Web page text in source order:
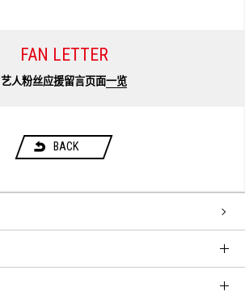
FAN LETTER
艺人粉丝应援留言页面一览
BACK